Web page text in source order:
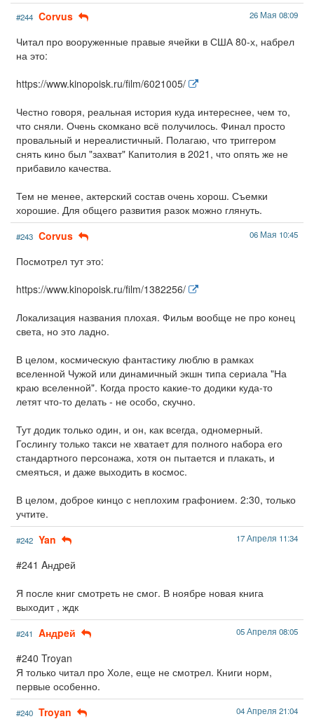
#244 Corvus 26 Мая 08:09
Читал про вооруженные правые ячейки в США 80-х, набрел
на это:
https://www.kinopoisk.ru/film/6021005/
Честно говоря, реальная история куда интереснее, чем то,
что сняли. Очень скомкано всё получилось. Финал просто
провальный и нереалистичный. Полагаю, что триггером
снять кино был "захват" Капитолия в 2021, что опять же не
прибавило качества.
Тем не менее, актерский состав очень хорош. Съемки
хорошие. Для общего развития разок можно глянуть.
#243 Corvus 06 Мая 10:45
Посмотрел тут это:
https://www.kinopoisk.ru/film/1382256/
Локализация названия плохая. Фильм вообще не про конец
света, но это ладно.
В целом, космическую фантастику люблю в рамках
вселенной Чужой или динамичный экшн типа сериала "На
краю вселенной". Когда просто какие-то додики куда-то
летят что-то делать - не особо, скучно.
Тут додик только один, и он, как всегда, одномерный.
Гослингу только такси не хватает для полного набора его
стандартного персонажа, хотя он пытается и плакать, и
смеяться, и даже выходить в космос.
В целом, доброе кинцо с неплохим графонием. 2:30, только
учтите.
#242 Yan 17 Апреля 11:34
#241 Aндpeй
Я после книг смотреть не смог. В ноябре новая книга
выходит , ждк
#241 Aндpeй 05 Апреля 08:05
#240 Troyan
Я только читал про Холе, еще не смотрел. Книги норм,
первые особенно.
#240 Troyan 04 Апреля 21:04